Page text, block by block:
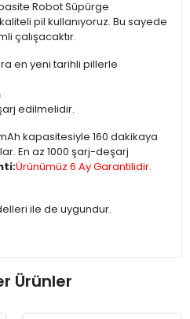
Robot Süpürge
pil kullanıyoruz. Bu sayede
çalışacaktır.
en yeni tarihli pillerle
edilmelidir.
kapasitesiyle 160 dakikaya
En az 1000 şarj-deşarj
Ürünümüz 6 Ay Garantilidir.
ile de uygundur.
Ürünler